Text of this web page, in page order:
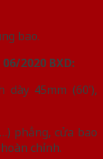
bao.
2020 BXD:
45mm (60’),
phẳng, cửa bao
chỉnh.